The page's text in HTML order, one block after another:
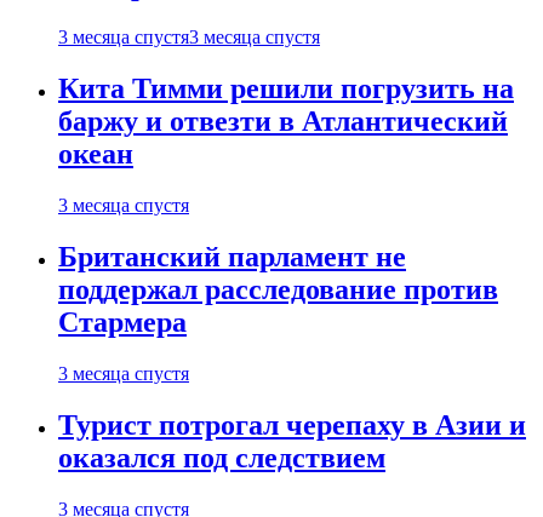
3 месяца спустя3 месяца спустя
Кита Тимми решили погрузить на
баржу и отвезти в Атлантический
океан
3 месяца спустя
Британский парламент не
поддержал расследование против
Стармера
3 месяца спустя
Турист потрогал черепаху в Азии и
оказался под следствием
3 месяца спустя